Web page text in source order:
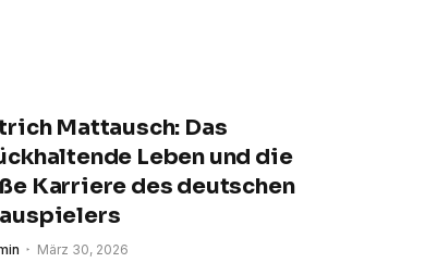
Mattausch: Das
Leben und die
Karriere des deutschen
März 30, 2026